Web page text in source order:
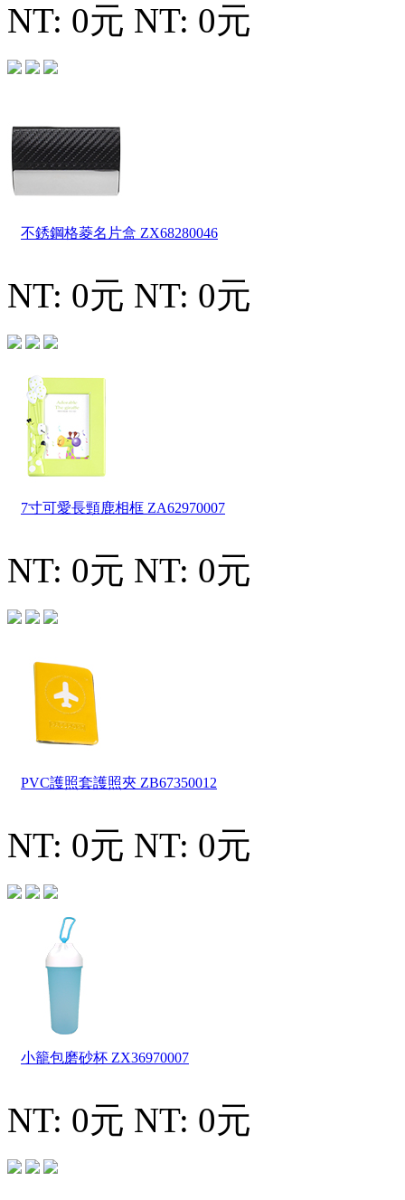
NT: 0元 NT: 0元
不銹鋼格菱名片盒 ZX68280046
NT: 0元 NT: 0元
7寸可愛長頸鹿相框 ZA62970007
NT: 0元 NT: 0元
PVC護照套護照夾 ZB67350012
NT: 0元 NT: 0元
小籠包磨砂杯 ZX36970007
NT: 0元 NT: 0元